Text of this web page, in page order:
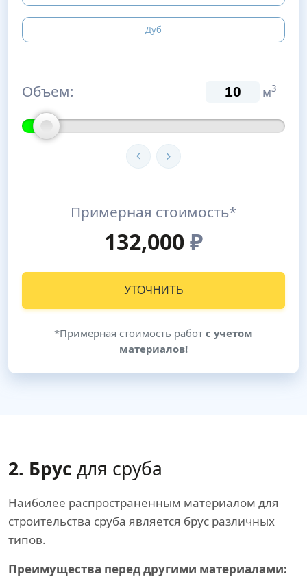
Дуб
Объем: м3
Примерная стоимость*
132,000₽
УТОЧНИТЬ
*Примерная стоимость работ с учетом
материалов!
2. Брус для сруба
Наиболее распространенным материалом для
строительства сруба является брус различных
типов.
Преимущества перед другими материалами: